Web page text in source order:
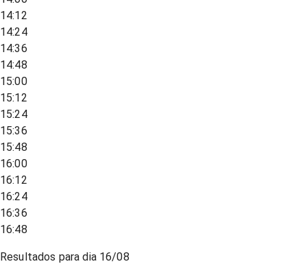
14:12
14:24
14:36
14:48
15:00
15:12
15:24
15:36
15:48
16:00
16:12
16:24
16:36
16:48
Resultados para dia 16/08